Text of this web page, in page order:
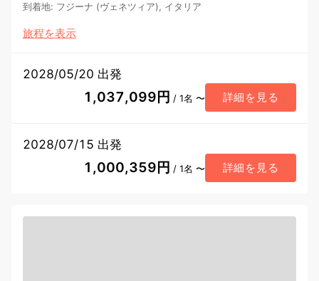
到着地: フジーナ (ヴェネツィア), イタリア
旅程を表示
2028/05/20 出発
1,037,099円 / 1名 〜 詳細を見る
2028/07/15 出発
1,000,359円 / 1名 〜 詳細を見る